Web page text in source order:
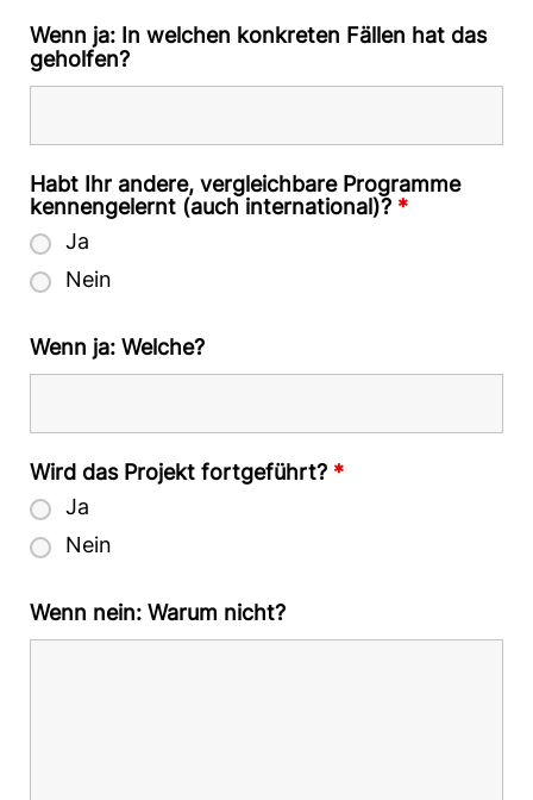
Wenn ja: In welchen konkreten Fällen hat das
geholfen?
Habt Ihr andere, vergleichbare Programme
kennengelernt (auch international)? *
Ja
Nein
Wenn ja: Welche?
Wird das Projekt fortgeführt? *
Ja
Nein
Wenn nein: Warum nicht?